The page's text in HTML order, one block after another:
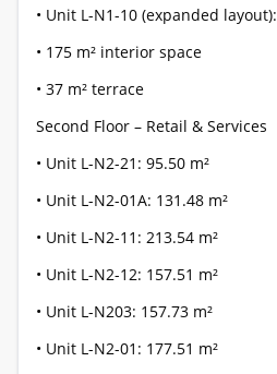
• Unit L-N1-10 (expanded layout):
• 175 m² interior space
• 37 m² terrace
Second Floor – Retail & Services
• Unit L-N2-21: 95.50 m²
• Unit L-N2-01A: 131.48 m²
• Unit L-N2-11: 213.54 m²
• Unit L-N2-12: 157.51 m²
• Unit L-N203: 157.73 m²
• Unit L-N2-01: 177.51 m²